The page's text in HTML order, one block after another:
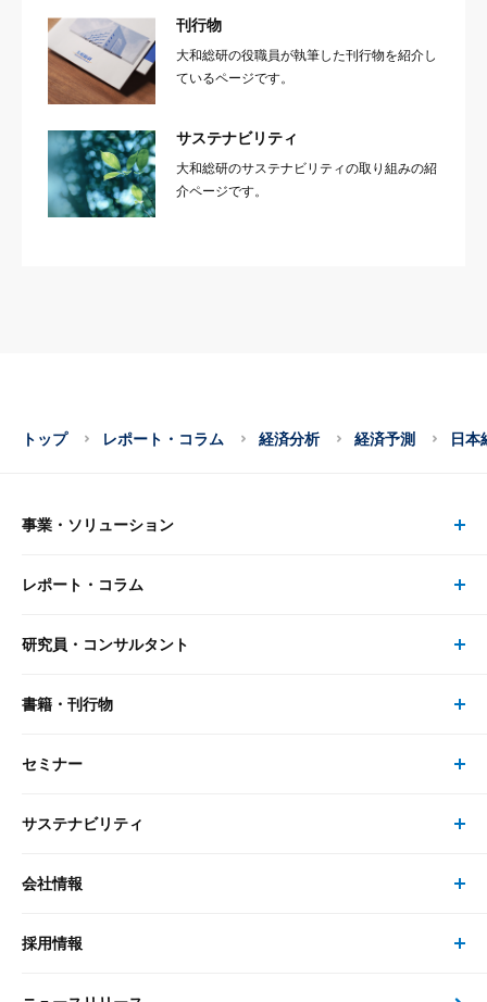
刊行物
大和総研の役職員が執筆した刊行物を紹介し
ているページです。
サステナビリティ
大和総研のサステナビリティの取り組みの紹
介ページです。
トップ レポート・コラム 経済分析 経済予測 日本
事業・ソリューション
事業・ソリューション トップ
リサーチ
大和総研の強み
レポート・コラム
レポート・コラム トップ
最新のレポート・コラム
政策分析
研究員・コンサルタント
研究員・コンサルタント トップ
研究員
書籍・刊行物
書籍・刊行物 トップ
書籍
セミナー
セミナー トップ
現在受付中のセミナー・イベント
サステナビリティ
サステナビリティの取り組み
次世代社会への貢献
会社情報
会社情報 トップ
採用情報